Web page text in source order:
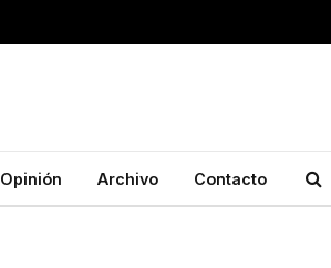
Opinión Archivo Contacto